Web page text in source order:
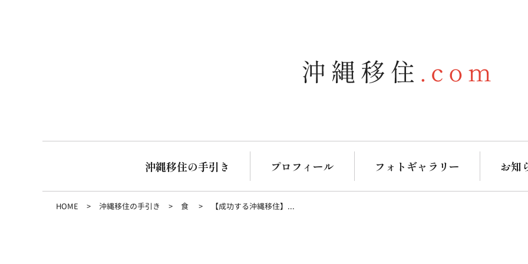
沖縄移住の手引き プロフィール フォトギャラリー お知
HOME 沖縄移住の手引き 食 【成功する沖縄移住】...